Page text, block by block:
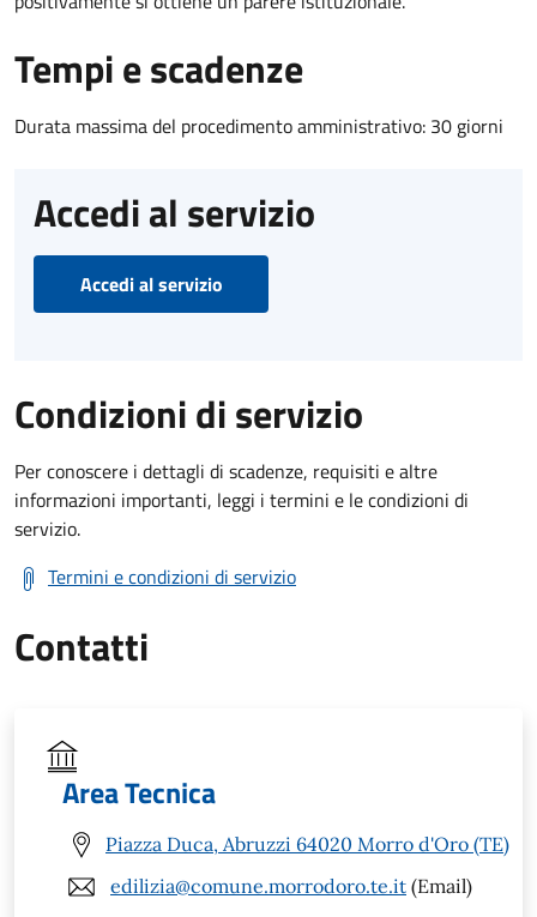
Tempi e scadenze
Durata massima del procedimento amministrativo: 30 giorni
Accedi al servizio
Accedi al servizio
Condizioni di servizio
Per conoscere i dettagli di scadenze, requisiti e altre
informazioni importanti, leggi i termini e le condizioni di
servizio.
Termini e condizioni di servizio
Contatti
Area Tecnica
Piazza Duca, Abruzzi 64020 Morro d'Oro (TE)
edilizia@comune.morrodoro.te.it (Email)